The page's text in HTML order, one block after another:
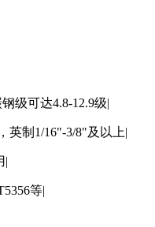
级可达4.8-12.9级|
英制1/16"-3/8"及以上|
|
等|